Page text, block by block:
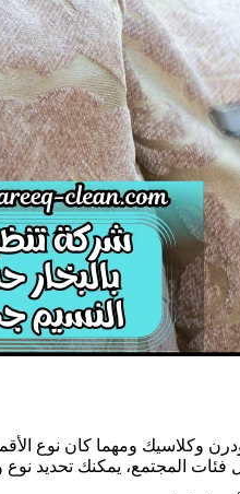
ومهما كان نوع
كل فئات المجتمع، يمكنك